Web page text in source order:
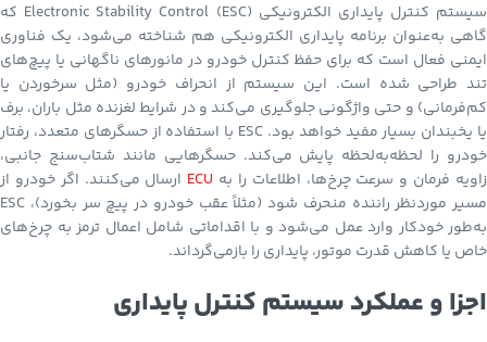
سیستم کنترل پایداری الکترونیکی Electronic Stability Control (ESC) که
گاهی به‌عنوان برنامه پایداری الکترونیکی هم شناخته می‌شود، یک فناوری
ایمنی فعال است که برای حفظ کنترل خودرو در مانورهای ناگهانی یا پیچ‌های
تند طراحی شده است. این سیستم از انحراف خودرو (مثل سرخوردن یا
کم‌فرمانی) و حتی واژگونی جلوگیری می‌کند و در شرایط لغزنده مثل باران، برف
یا یخبندان بسیار مفید خواهد بود. ESC با استفاده از حسگرهای متعدد، رفتار
خودرو را لحظه‌به‌لحظه پایش می‌کند. حسگرهایی مانند شتاب‌سنج جانبی،
زاویه فرمان و سرعت چرخ‌ها، اطلاعات را به ECU ارسال می‌کنند. اگر خودرو از
مسیر موردنظر راننده منحرف شود (مثلاً عقب خودرو در پیچ سر بخورد)، ESC
به‌طور خودکار وارد عمل می‌شود و با اقداماتی شامل اعمال ترمز به چرخ‌های
خاص یا کاهش قدرت موتور، پایداری را بازمی‌گرداند.
اجزا و عملکرد سیستم کنترل پایداری